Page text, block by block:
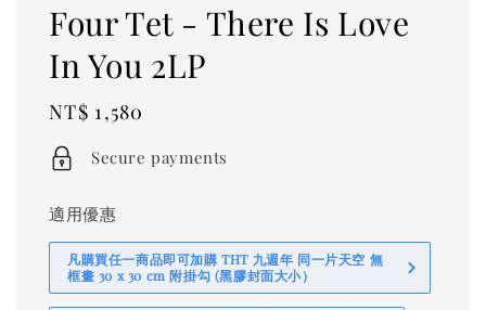
Four Tet - There Is Love
In You 2LP
Regular
price
NT$ 1,580
Secure payments
適用優惠
凡購買任一商品即可加購 THT 九週年 同一片天空 無
框畫 30 x 30 cm 附掛勾 (黑膠封面大小）